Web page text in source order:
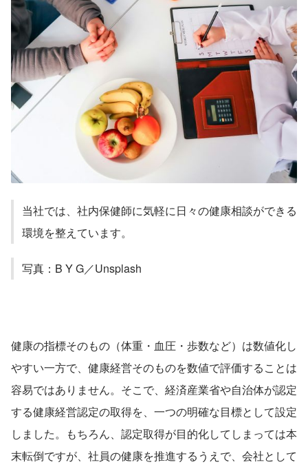
当社では、社内保健師に気軽に日々の健康相談ができる
環境を整えています。
写真：B Y G／Unsplash
健康の指標そのもの（体重・血圧・歩数など）は数値化し
やすい一方で、健康経営そのものを数値で評価することは
容易ではありません。そこで、経済産業省や自治体が認定
する健康経営認定の取得を、一つの明確な目標として設定
しました。もちろん、認定取得が目的化してしまっては本
末転倒ですが、社員の健康を推進するうえで、会社として